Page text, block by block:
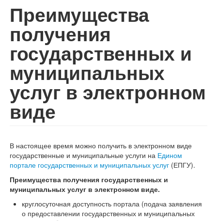
Преимущества
получения
государственных и
муниципальных
услуг в электронном
виде
В настоящее время можно получить в электронном виде
государственные и муниципальные услуги на Едином
портале государственных и муниципальных услуг (ЕПГУ).
Преимущества получения государственных и
муниципальных услуг в электронном виде.
круглосуточная доступность портала (подача заявления
о предоставлении государственных и муниципальных